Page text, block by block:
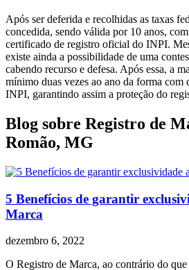
Após ser deferida e recolhidas as taxas
concedida, sendo válida por 10 anos,
certificado de registro oficial do INPI.
existe ainda a possibilidade de uma
cabendo recurso e defesa. Após essa, a
mínimo duas vezes ao ano da forma
INPI, garantindo assim a proteção do
Blog sobre Registro de
Romão, MG
5 Benefícios de garantir
Marca
dezembro 6, 2022
O Registro de Marca, ao contrário do que